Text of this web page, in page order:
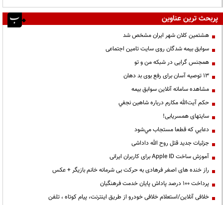
پربحث ترین عناوین
هشتمین کلان شهر ایران مشخص شد
سوابق بیمه شدگان روی سایت تامین اجتماعی
همجنس گرایی در شبکه من و تو
13 توصیه آسان برای رفع بوی بد دهان
مشاهده سامانه آنلاين سوابق بیمه
حكم آيت‌الله مكارم درباره شاهين نجفي
سایتهای همسریابی!
دعايي كه قطعا مستجاب مي‌شود
جزئیات جدید قتل روح الله داداشی
آموزش ساخت Apple ID برای کاربران ایرانی
راز خنده های اصغر فرهادی به حرکت بی شرمانه خانم بازیگر + عکس
پرداخت ۱۰۰ درصد پاداش پایان خدمت فرهنگیان
خلافی آنلاین/استعلام خلافی خودرو از طریق اینترنت، پیام کوتاه ، تلفن